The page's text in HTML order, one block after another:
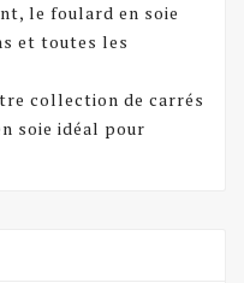
le foulard en soie
et toutes les
collection de carrés
soie idéal pour